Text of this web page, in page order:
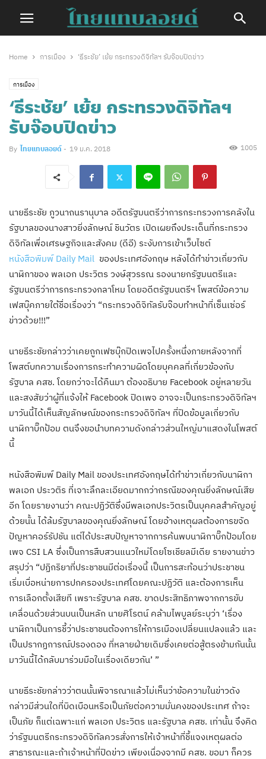
Home การเมือง ‘ธีระชัย’ เย้ย กระทรวงดิจิทัลฯ รับจ๊อบปิดข่าว
การเมือง
‘ธีระชัย’ เย้ย กระทรวงดิจิทัลฯ
รับจ๊อบปิดข่าว
By ไทยแทบลอยด์ - 19 ม.ค. 2018 1005
นายธีระชัย ภูวนาถนรานุบาล อดีตรัฐมนตรีว่าการกระทรวงการคลังใน
รัฐบาลของนางสาวยิ่งลักษณ์ ชินวัตร เปิดเผยถึงประเด็นที่กระทรวง
ดิจิทัลเพื่อเศรษฐกิจและสังคม (ดีอี) ระงับการเข้าเว็บไซต์
หนังสือพิมพ์ Daily Mail ของประเทศอังกฤษ หลังได้ทำข่าวเกี่ยวกับ
นาฬิกาของ พลเอก ประวิตร วงษ์สุวรรณ รองนายกรัฐมนตรีและ
รัฐมนตรีว่าการกระทรวงกลาโหม โดยอดีตรัฐมนตรีฯ โพสต์ข้อความ
เฟสบุ๊คภายใต้ชื่อเรื่องว่า “กระทรวงดิจิทัลรับจ๊อบทำหน้าที่เซ็นเซ่อร์
ข่าวด้วย!!!”
นายธีระชัยกล่าวว่าเคยถูกเฟซบุ๊กปิดเพจไปครั้งหนึ่งภายหลังจากที่
โพสต์บทความเรื่องการกระทำความผิดโดยบุคคลที่เกี่ยวข้องกับ
รัฐบาล คสช. โดยกว่าจะได้คืนมา ต้องอธิบาย Facebook อยู่หลายวัน
และสงสัยว่าผู้ที่แจ้งให้ Facebook ปิดเพจ อาจจะเป็นกระทรวงดิจิทัลฯ
มาวันนี้ได้เห็นสัญลักษณ์ของกระทรวงดิจิทัลฯ ที่ปิดข้อมูลเกี่ยวกับ
นาฬิกาบิ๊กป้อม ตนจึงขอนำบทความดังกล่าวส่วนใหญ่มาแสดงในโพสต์
นี้
หนังสือพิมพ์ Daily Mail ของประเทศอังกฤษได้ทำข่าวเกี่ยวกับนาฬิกา
พลเอก ประวติร ที่เจาะลึกละเอียดมากกว่ากรณีของคุณยิ่งลักษณ์เสีย
อีก โดยรายงานว่า คณะปฏิวัติซึ่งมีพลเอกประวิตรเป็นบุคคลสำคัญอยู่
ด้วยนั้น ได้ล้มรัฐบาลของคุณยิ่งลักษณ์ โดยอ้างเหตุผลต้องการขจัด
ปัญหาคอร์รัปชัน แต่ได้ประสบปัญหาจากการค้นพบนาฬิกาบิ๊กป้อมโดย
เพจ CSI LA ซึ่งเป็นการสืบสวนแนวใหม่โดยโซเชียลมีเดีย รายงานข่าว
สรุปว่า “ปฏิกริยาที่ประชาชนมีต่อเรื่องนี้ เป็นการสะท้อนว่าประชาชน
เริ่มเบื่อหน่ายการปกครองประเทศโดยคณะปฏิวัติ และต้องการเห็น
การเลือกตั้งเสียที เพราะรัฐบาล คสช. ขาดประสิทธิภาพจากการขับ
เคลื่อนด้วยส่วนบนเป็นหลัก นายศิโรตน์ คล้ามไพบูลย์ระบุว่า ‘เรื่อง
นาฬิกาเป็นการชี้ว่าประชาชนต้องการให้การเมืองเปลี่ยนแปลงแล้ว และ
เป็นปรากฏการณ์ปรองดอง ที่หลายฝ่ายเดิมซึ่งเคยต่อสู้ตรงข้ามกันนั้น
มาวันนี้ได้กลับมาร่วมมือในเรื่องเดียวกัน’ ”
นายธีระชัยกล่าวว่าตนนั้นพิจารณาแล้วไม่เห็นว่าข้อความในข่าวดัง
กล่าวมีส่วนใดที่บิดเบือนหรือเป็นภัยต่อความมั่นคงของประเทศ ถ้าจะ
เป็นภัย ก็แต่เฉพาะแก่ พลเอก ประวิตร และรัฐบาล คสช. เท่านั้น จึงคิด
ว่ารัฐมนตรีกระทรวงดิจิทัลควรสั่งการให้เจ้าหน้าที่ชี้แจงเหตุผลต่อ
สาธารณะและถ้าเจ้าหน้าที่ปิดข่าว เพียงเนื่องจากมี คสช. ขอมา ก็ควร